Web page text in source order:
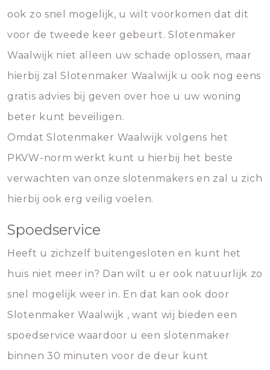
ook zo snel mogelijk, u wilt voorkomen dat dit
voor de tweede keer gebeurt. Slotenmaker
Waalwijk niet alleen uw schade oplossen, maar
hierbij zal Slotenmaker Waalwijk u ook nog eens
gratis advies bij geven over hoe u uw woning
beter kunt beveiligen.
Omdat Slotenmaker Waalwijk volgens het
PKVW-norm werkt kunt u hierbij het beste
verwachten van onze slotenmakers en zal u zich
hierbij ook erg veilig voelen.
Spoedservice
Heeft u zichzelf buitengesloten en kunt het
huis niet meer in? Dan wilt u er ook natuurlijk zo
snel mogelijk weer in. En dat kan ook door
Slotenmaker Waalwijk , want wij bieden een
spoedservice waardoor u een slotenmaker
binnen 30 minuten voor de deur kunt